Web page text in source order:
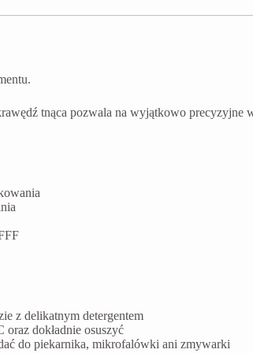
tnąca pozwala na wyjątkowo precyzyjne
z delikatnym detergentem
dokładnie osuszyć
do piekarnika, mikrofalówki ani zmywarki